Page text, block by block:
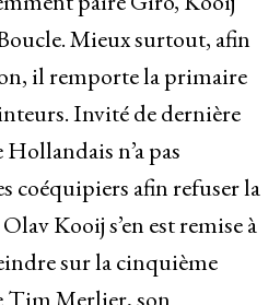
Mieux surtout, afin
il remporte la primaire
Invité de dernière
n’a pas
coéquipiers afin refuser la
Kooij s’en est remise à
sur la cinquième